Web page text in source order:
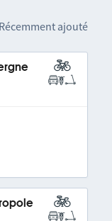
Récemment ajouté